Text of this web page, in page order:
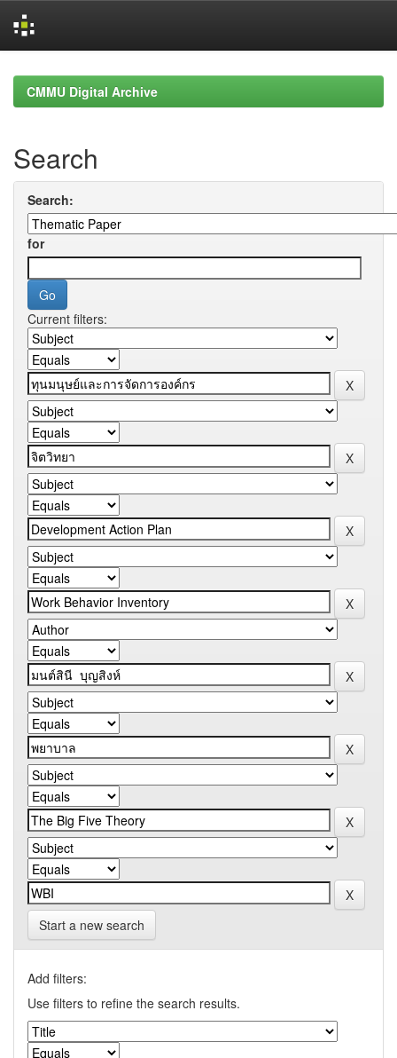
navigationCMMU Digital Archive
Search
Search:
for
Current filters:
Start a new search
Add filters:
Use filters to refine the search results.